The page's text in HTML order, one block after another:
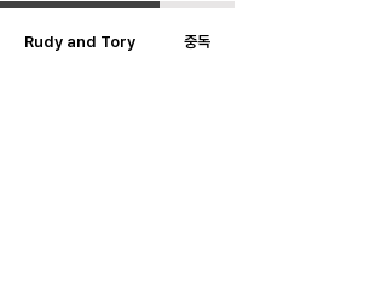
Rudy and Tory 중독